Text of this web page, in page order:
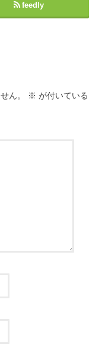
feedly
ん。 ※ が付いている